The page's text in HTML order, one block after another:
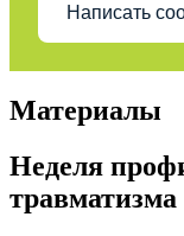
Написать
Материалы
Неделя
травматизма